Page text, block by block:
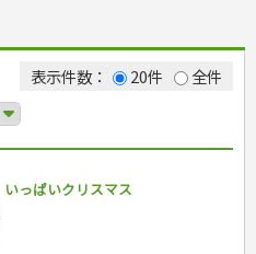
ピ
表示件数： 20件
全件
っぱいクリスマス